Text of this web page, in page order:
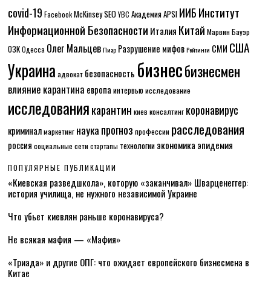
covid-19 Facebook McKinseySEO YBC Академия APSI ИИБИнститут
Информационной Безопасности Италия Китай Марвин Бауэр
ОЗК Одесса Олег Мальцев Пиар Разрушение мифов Рейтинги СМИ США
Украина адвокат безопасность бизнесбизнесмен
влияние карантина европа интервьюисследование
исследованиякарантин киев консалтинг коронавирус
криминалмаркетинг наукапрогноз профессии расследования
россия социальные сети стартапы технологии экономика эпидемия
ПОПУЛЯРНЫЕ ПУБЛИКАЦИИ
«Киевская разведшкола», которую «заканчивал» Шварценеггер:
история училища, не нужного независимой Украине
Что убьет киевлян раньше коронавируса?
Не всякая мафия — «Мафия»
«Триада» и другие ОПГ: что ожидает европейского бизнесмена в
Китае